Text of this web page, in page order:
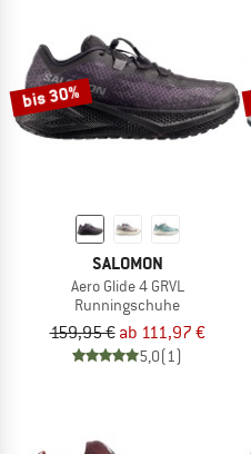
bis 30%
SALOMON
Aero Glide 4 GRVL
Runningschuhe
159,95 € ab 111,97 €
5,0(1)